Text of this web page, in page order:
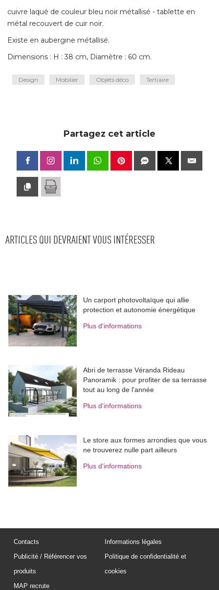
cuivre laqué de couleur bleu noir métallisé - tablette en
métal recouvert de cuir noir.
Existe en aubergine métallisé.
Dimensions : H : 38 cm, Diamètre : 60 cm.
Design Mobilier Objets déco Tertiaire
Partagez cet article
ARTICLES QUI DEVRAIENT VOUS INTÉRESSER
Un carport photovoltaïque qui allie
protection et autonomie énergétique
Plus d'informations
Abri de terrasse Véranda Rideau
Panoramik : pour profiter de sa terrasse
tout au long de l'année
Plus d'informations
Le store aux formes arrondies que vous
ne trouverez nulle part ailleurs
Plus d'informations
Contacts
Publicité / Référencer vos
produits
MAP recrute
Informations légales
Politique de confidentialité et
cookies